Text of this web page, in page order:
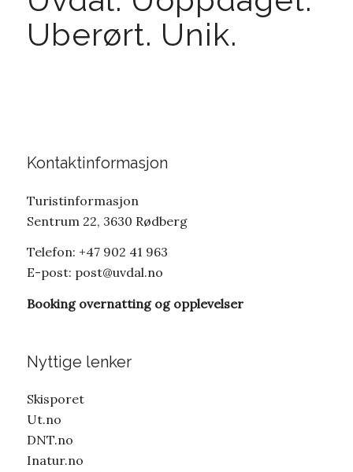
Uberørt. Unik.
Kontaktinformasjon
Turistinformasjon
Sentrum 22, 3630 Rødberg
Telefon: +47 902 41 963
E-post: post@uvdal.no
Booking overnatting og opplevelser
Nyttige lenker
Skisporet
Ut.no
DNT.no
Inatur.no